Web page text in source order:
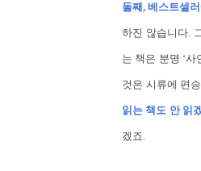
둘째, 베스트셀
하진 않습니다.
는 책은 분명 ‘
것은 시류에 편
읽는 책도 안 읽
겠죠.